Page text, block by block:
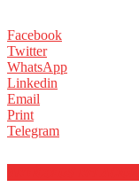
Facebook
Twitter
WhatsApp
Linkedin
Email
Print
Telegram